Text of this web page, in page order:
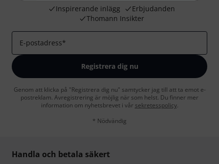
Inspirerande inlägg
Erbjudanden
Thomann Insikter
E-postadress*
Registrera dig nu
Genom att klicka på "Registrera dig nu" samtycker jag till att ta emot e-
postreklam. Avregistrering är möjlig när som helst. Du finner mer
information om nyhetsbrevet i vår sekretesspolicy.
* Nödvändig
Handla och betala säkert